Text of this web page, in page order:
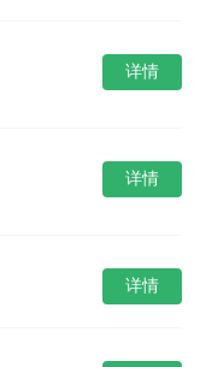
详情
详情
详情